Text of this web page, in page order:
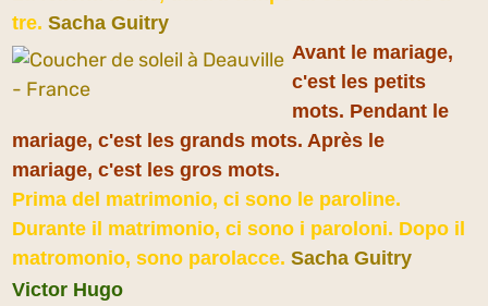
tre. Sacha Guitry
Avant le mariage,
c'est les petits
mots. Pendant le
mariage, c'est les grands mots. Après le
mariage, c'est les gros mots.
Prima del matrimonio, ci sono le paroline.
Durante il matrimonio, ci sono i paroloni. Dopo il
matromonio, sono parolacce. Sacha Guitry
Victor Hugo